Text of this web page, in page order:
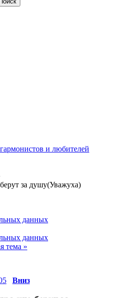
и любителей
за душу(Уважуха)
данных
данных
тема »
Вниз